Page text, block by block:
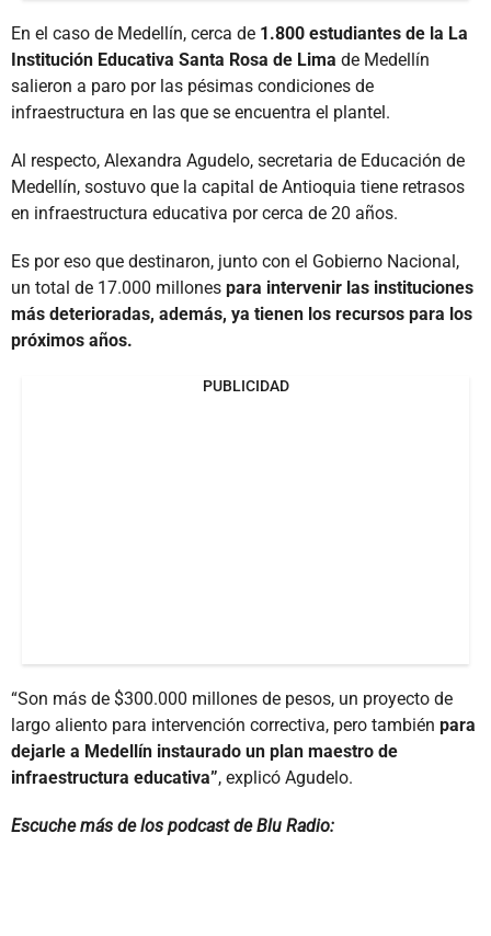
En el caso de Medellín, cerca de 1.800 estudiantes de la La
Institución Educativa Santa Rosa de Lima de Medellín
salieron a paro por las pésimas condiciones de
infraestructura en las que se encuentra el plantel.
Al respecto, Alexandra Agudelo, secretaria de Educación de
Medellín, sostuvo que la capital de Antioquia tiene retrasos
en infraestructura educativa por cerca de 20 años.
Es por eso que destinaron, junto con el Gobierno Nacional,
un total de 17.000 millones para intervenir las instituciones
más deterioradas, además, ya tienen los recursos para los
próximos años.
PUBLICIDAD
“Son más de $300.000 millones de pesos, un proyecto de
largo aliento para intervención correctiva, pero también para
dejarle a Medellín instaurado un plan maestro de
infraestructura educativa”, explicó Agudelo.
Escuche más de los podcast de Blu Radio: